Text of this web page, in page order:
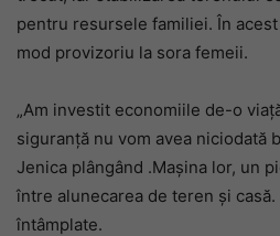
pentru resursele familiei. În
mod provizoriu la sora femeii.
„Am investit economiile de-o
siguranță nu vom avea niciodată
Jenica plângând .Mașina lor, un
între alunecarea de teren și
întâmplate.